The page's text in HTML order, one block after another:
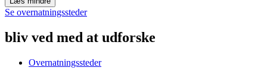
Se overnatningssteder
bliv ved med at udforske
Overnatningssteder